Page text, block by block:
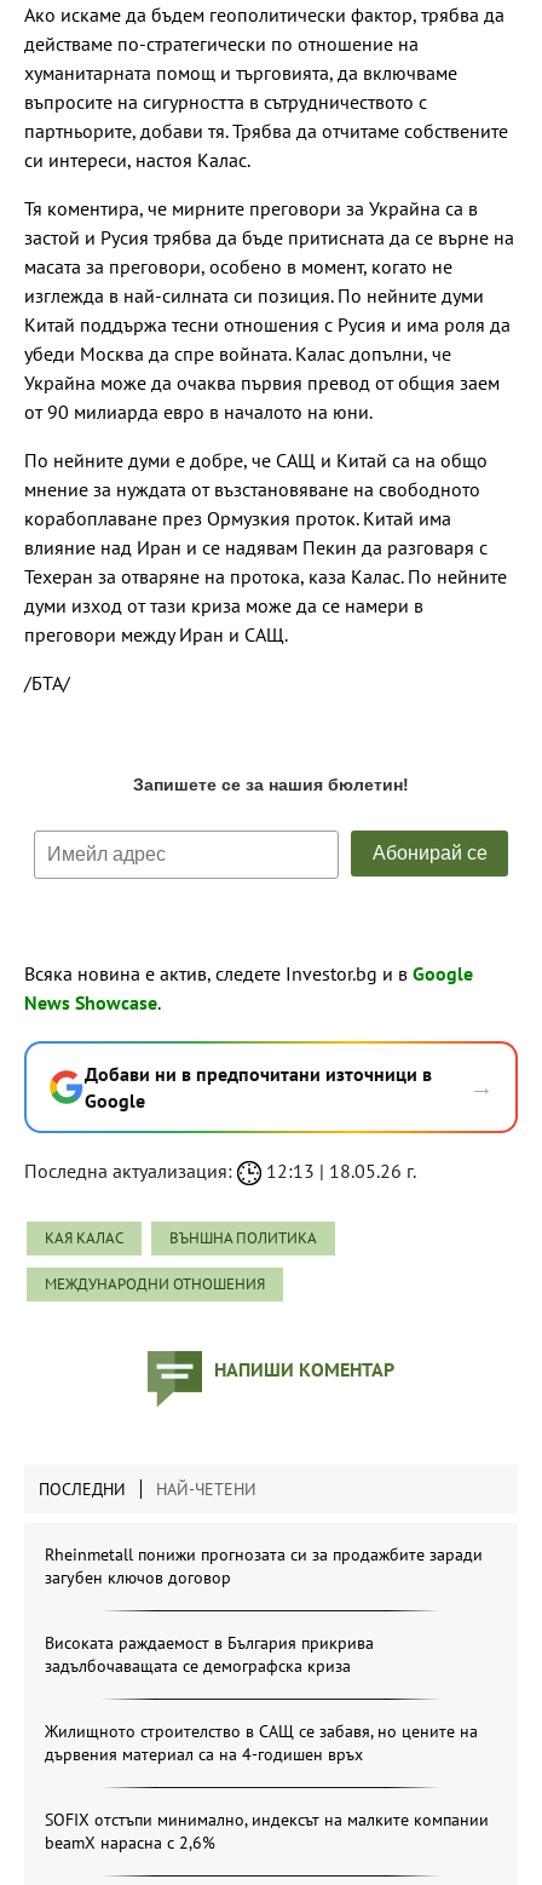
Ако искаме да бъдем геополитически фактор, трябва да
действаме по-стратегически по отношение на
хуманитарната помощ и търговията, да включваме
въпросите на сигурността в сътрудничеството с
партньорите, добави тя. Трябва да отчитаме собствените
си интереси, настоя Калас.
Тя коментира, че мирните преговори за Украйна са в
застой и Русия трябва да бъде притисната да се върне на
масата за преговори, особено в момент, когато не
изглежда в най-силната си позиция. По нейните думи
Китай поддържа тесни отношения с Русия и има роля да
убеди Москва да спре войната. Калас допълни, че
Украйна може да очаква първия превод от общия заем
от 90 милиарда евро в началото на юни.
По нейните думи е добре, че САЩ и Китай са на общо
мнение за нуждата от възстановяване на свободното
корабоплаване през Ормузкия проток. Китай има
влияние над Иран и се надявам Пекин да разговаря с
Техеран за отваряне на протока, каза Калас. По нейните
думи изход от тази криза може да се намери в
преговори между Иран и САЩ.
/БТА/
Всяка новина е актив, следете Investor.bg и в Google
News Showcase.
Добави ни в предпочитани източници в
Google
→
Последна актуализация: 12:13 | 18.05.26 г.
КАЯ КАЛАС ВЪНШНА ПОЛИТИКА
МЕЖДУНАРОДНИ ОТНОШЕНИЯ
НАПИШИ КОМЕНТАР
ПОСЛЕДНИ НАЙ-ЧЕТЕНИ
Rheinmetall понижи прогнозата си за продажбите заради
загубен ключов договор
Високата раждаемост в България прикрива
задълбочаващата се демографска криза
Жилищното строителство в САЩ се забавя, но цените на
дървения материал са на 4-годишен връх
SOFIX отстъпи минимално, индексът на малките компании
beamX нарасна с 2,6%